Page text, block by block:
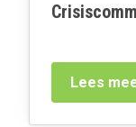
Lees